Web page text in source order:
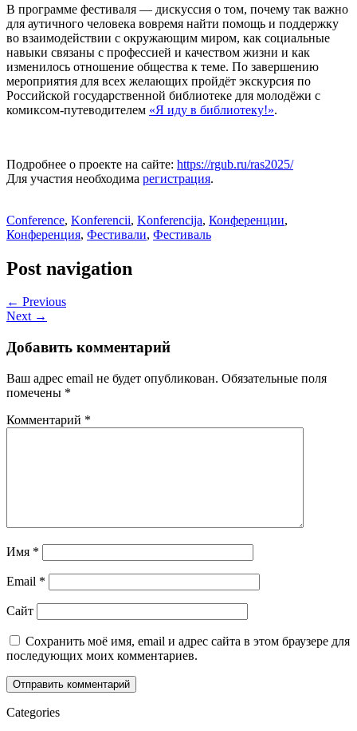
В программе фестиваля — дискуссия о том, почему так важно
для аутичного человека вовремя найти помощь и поддержку
во взаимодействии с окружающим миром, как социальные
навыки связаны с профессией и качеством жизни и как
изменилось отношение общества к теме. По завершению
мероприятия для всех желающих пройдёт экскурсия по
Российской государственной библиотеке для молодёжи с
комиксом-путеводителем «Я иду в библиотеку!».
Подробнее о проекте на сайте: https://rgub.ru/ras2025/
Для участия необходима регистрация.
Conference, Konferencii, Konferencija, Конференции,
Конференция, Фестивали, Фестиваль
Post navigation
← Previous
Next →
Добавить комментарий
Ваш адрес email не будет опубликован. Обязательные поля
помечены *
Комментарий *
Имя *
Email *
Сайт
Сохранить моё имя, email и адрес сайта в этом браузере для
последующих моих комментариев.
Categories